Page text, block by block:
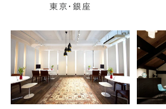
東京・銀座